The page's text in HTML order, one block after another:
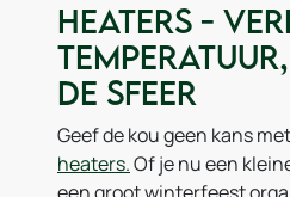
Heaters -
de Sfeer
Geef de kou geen kans
heaters.Of je nu een